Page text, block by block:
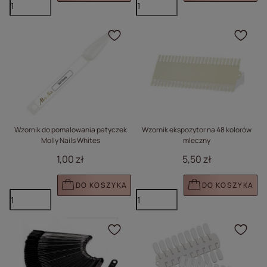
Wzornik do pomalowania patyczek
Molly Nails Whites
1,00 zł
DO KOSZYKA
Kliknij, aby dodać
Wzornik ekspozytor na 48 kolorów
mleczny
5,50 zł
DO KOSZYKA
Kliknij, aby dodać